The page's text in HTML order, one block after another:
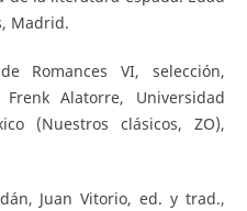
Madrid.
Romances VI, selección,
Alatorre, Universidad
(Nuestros clásicos, ZO),
Juan Vitorio, ed. y trad.,